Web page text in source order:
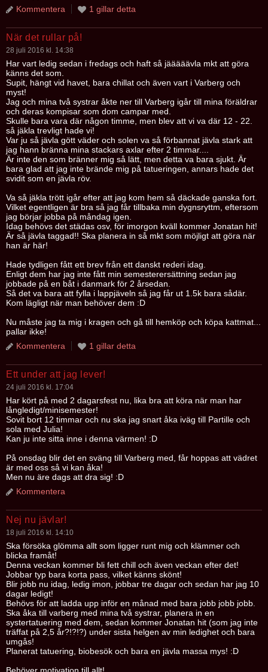
Kommentera
1 gillar detta
När det rullar på!
28 juli 2016 kl. 14:38
Har vart ledig sedan i fredags och haft så jääääävla mkt att göra
känns det som.
Supit, hängt vid havet, bara chillat och även vart i Varberg och
myst!
Jag och mina två systrar åkte ner till Varberg igår till mina föräldrar
och deras kompisar som dom campar med.
Skulle bara vara där någon timme, men blev att vi va där 12 - 22.
så jäkla trevligt hade vi!
Var ju så jävla gött väder och solen va så förbannat jävla stark att
jag hann bränna mina stackars axlar efter 2 timmar....
Är inte den som bränner mig så lätt, men detta va bara sjukt. Är
bara glad att jag inte brände mig på tatueringen, annars hade det
svidit som en jävla röv.
Va så jäkla trött igår efter att jag kom hem så däckade ganska fort.
Vilket egentligen är bra så jag får tillbaka min dygnsryttm, eftersom
jag börjar jobba på måndag igen.
Idag behövs det städas osv, för imorgon kväll kommer Jonatan hit!
Är så jävla taggad!! Ska planera in så mkt som möjligt att göra när
han är här!
Hade tydligen fått ett brev från ett danskt rederi idag.
Enligt dem har jag inte fått min semesterersättning sedan jag
jobbade på en båt i danmark för 2 årsedan.
Så det va bara att fylla i lappjäveln så jag får ut 1.5k bara sådär.
Kom lägligt när man behöver dem :D
Nu måste jag ta mig i kragen och gå till hemköp och köpa kattmat...
pallar ikke!
Kommentera
1 gillar detta
Ett under att jag lever!
24 juli 2016 kl. 17:04
Har kört på med 2 dagarsfest nu, lika bra att köra när man har
långledigt/minisemester!
Sovit bort 12 timmar och nu ska jag snart åka iväg till Partille och
sola med Julia!
Kan ju inte sitta inne i denna värmen! :D
På onsdag blir det en sväng till Varberg med, får hoppas att vädret
är med oss så vi kan åka!
Men nu äre dags att dra sig! :D
Kommentera
Nej nu jävlar!
18 juli 2016 kl. 14:10
Ska försöka glömma allt som ligger runt mig och klämmer och
blicka framåt!
Denna veckan kommer bli fett chill och även veckan efter det!
Jobbar typ bara korta pass, vilket känns skönt!
Blir jobb nu idag, ledig imon, jobbar tre dagar och sedan har jag 10
dagar ledigt!
Behövs för att ladda upp inför en månad med bara jobb jobb jobb.
Ska åka till varberg med mina två systrar, planera in en
systertatuering med dem, sedan kommer Jonatan hit (som jag inte
träffat på 2,5 år?!?!?) under sista helgen av min ledighet och bara
umgås!
Planerat tatuering, biobesök och bara en jävla massa mys! :D